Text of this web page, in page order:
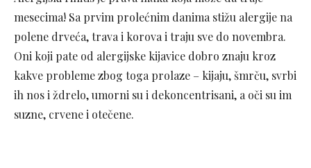
mesecima! Sa prvim prolećnim danima stižu alergije na
polene drveća, trava i korova i traju sve do novembra.
Oni koji pate od alergijske kijavice dobro znaju kroz
kakve probleme zbog toga prolaze – kijaju, šmrču, svrbi
ih nos i ždrelo, umorni su i dekoncentrisani, a oči su im
suzne, crvene i otečene.